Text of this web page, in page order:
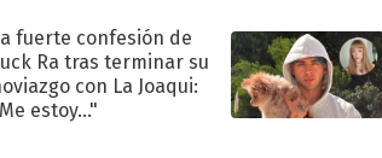
fuerte confesión de
Ra tras terminar su
con La Joaqui:
estoy..."